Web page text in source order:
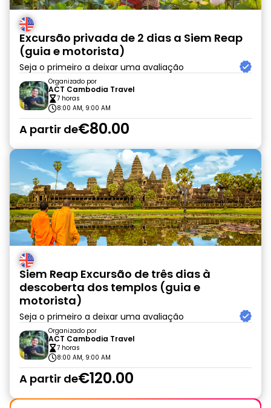
Excursão privada de 2 dias a Siem Reap
(guia e motorista)
Seja o primeiro a deixar uma avaliação
Organizado por
ACT Cambodia Travel
7 horas
8:00 AM, 9:00 AM
A partir de€80.00
Siem Reap Excursão de três dias à
descoberta dos templos (guia e
motorista)
Seja o primeiro a deixar uma avaliação
Organizado por
ACT Cambodia Travel
7 horas
8:00 AM, 9:00 AM
A partir de€120.00